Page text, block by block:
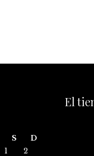
S
D
1
2
El